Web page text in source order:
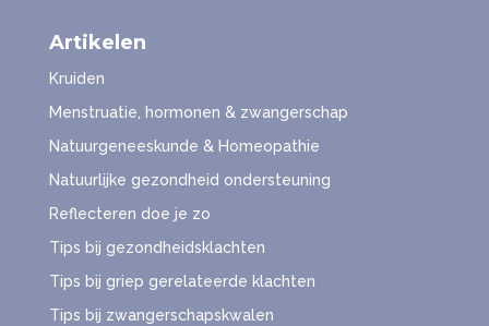
Artikelen
Kruiden
Menstruatie, hormonen & zwangerschap
Natuurgeneeskunde & Homeopathie
Natuurlijke gezondheid ondersteuning
Reflecteren doe je zo
Tips bij gezondheidsklachten
Tips bij griep gerelateerde klachten
Tips bij zwangerschapskwalen